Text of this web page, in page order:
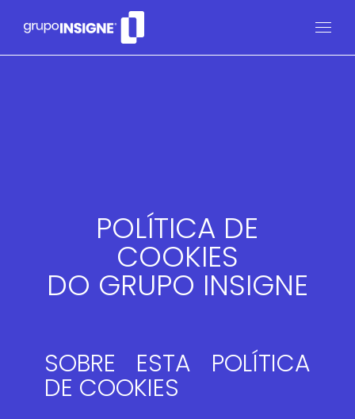
POLÍTICA DE
COOKIES
DO GRUPO INSIGNE
SOBRE ESTA POLÍTICA
DE COOKIES